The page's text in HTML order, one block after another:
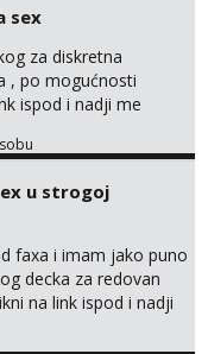
sex
za diskretna
, po mogućnosti
ispod i nadji me
u strogoj
faxa i imam jako puno
decka za redovan
na link ispod i nadji